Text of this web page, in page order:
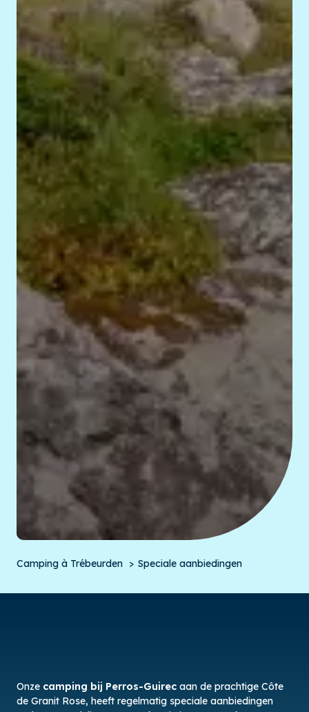
Camping à Trébeurden Speciale aanbiedingen
Onze camping bij Perros-Guirec aan de prachtige Côte
de Granit Rose, heeft regelmatig speciale aanbiedingen